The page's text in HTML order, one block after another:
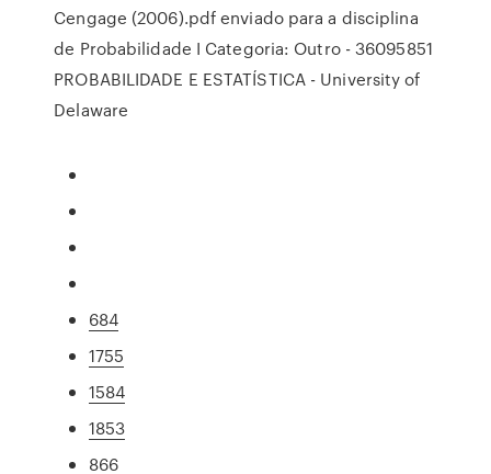
Cengage (2006).pdf enviado para a disciplina
de Probabilidade I Categoria: Outro - 36095851
PROBABILIDADE E ESTATÍSTICA - University of
Delaware
684
1755
1584
1853
866